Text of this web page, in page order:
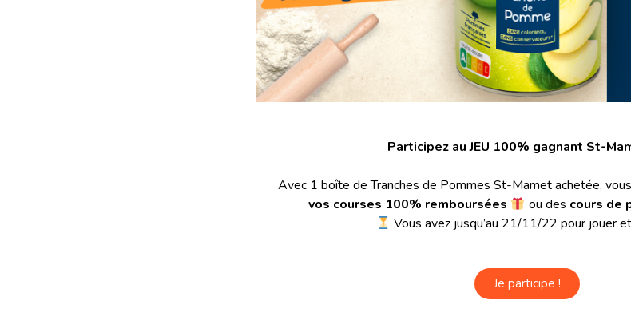
Participez au JEU 100% gagnant St-
Avec 1 boîte de Tranches de Pommes St-Mamet achetée,
vos courses 100% remboursées ou des cours de
Vous avez jusqu’au 21/11/22 pour jouer
Je participe !